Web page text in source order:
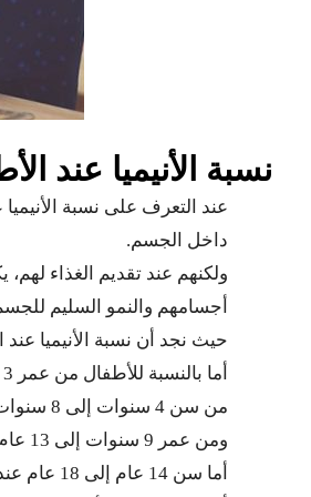
نسبة الأنيميا عند
عند التعرف على نسبة
داخل الجسم.
ولكنهم عند تقديم الغذاء
أجسامهم والنمو السليم
حيث نجد أن نسبة الأنيميا عند الأطفال من عمر 7 شهور إلى 12 شهر
أما بالنسبة للأطفال من عمر 3 سنوات تكون نسبة الأنيميا 7 ملي جرام.
من سن 4 سنوات إلى 8 سنوات تكون النسبة الطبيعية هي 10 ملي جرام.
ومن عمر 9 سنوات إلى 13 عام النسبة الطبيعية هي 8 مللي جرام.
أما سن 14 عام إلى 18 عام عند البنات تكون 15 مللي جرام.